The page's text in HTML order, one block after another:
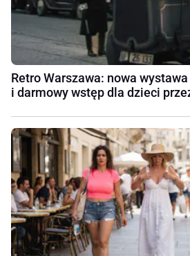
Retro Warszawa: nowa
i darmowy wstęp dla dzieci